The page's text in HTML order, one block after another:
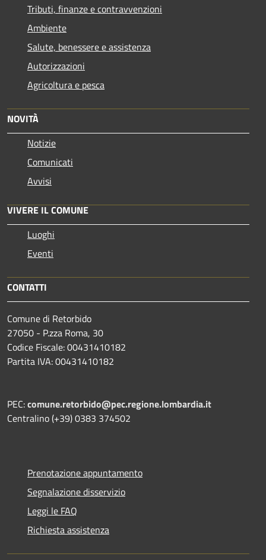
Tributi, finanze e contravvenzioni
Ambiente
Salute, benessere e assistenza
Autorizzazioni
Agricoltura e pesca
NOVITÀ
Notizie
Comunicati
Avvisi
VIVERE IL COMUNE
Luoghi
Eventi
CONTATTI
Comune di Retorbido
27050 - P.zza Roma, 30
Codice Fiscale: 00431410182
Partita IVA: 00431410182
PEC:comune.retorbido@pec.regione.lombardia.it
Centralino (+39) 0383 374502
Prenotazione appuntamento
Segnalazione disservizio
Leggi le FAQ
Richiesta assistenza